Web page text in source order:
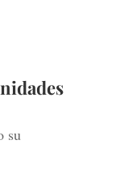
su